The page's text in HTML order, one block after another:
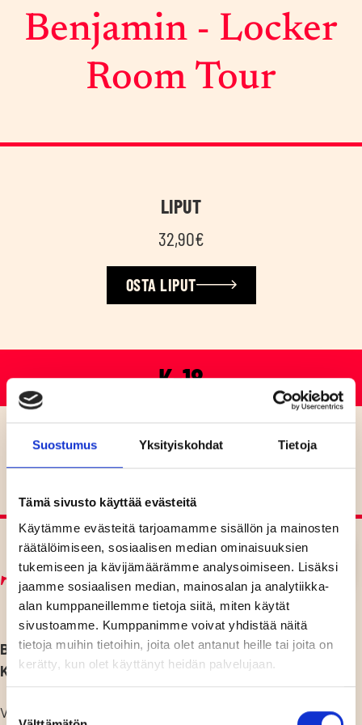
Suostumus Yksityiskohdat Tietoja
Tämä sivusto käyttää evästeitä
Käytämme evästeitä tarjoamamme sisällön ja mainosten
räätälöimiseen, sosiaalisen median ominaisuuksien
tukemiseen ja kävijämäärämme analysoimiseen. Lisäksi
jaamme sosiaalisen median, mainosalan ja analytiikka-
alan kumppaneillemme tietoja siitä, miten käytät
sivustoamme. Kumppanimme voivat yhdistää näitä
tietoja muihin tietoihin, joita olet antanut heille tai joita on
kerätty, kun olet käyttänyt heidän palvelujaan.
Suostumuksen
Ben­ja­min - Loc­ker
Room Tour
LIPUT
32,90€
OSTA LIPUT
K-18
20:00
OVET
21:00
BENJAMIN
Tapahtumainfo
BENJAMIN URANSA KUUMIMMALLE
KLUBIKIERTUEELLE🔥
Viime kesän näyttävällä festarisetillä ilmiöksi